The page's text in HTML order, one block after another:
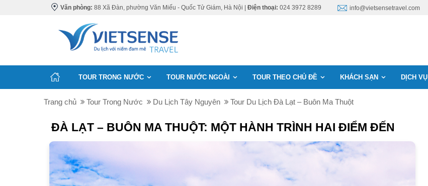
Văn phòng: 88 Xã Đàn, phường Văn Miếu - Quốc Tử Giám, Hà Nội | Điện thoại: 024 3972 8289 info@vietsensetravel.com
TOUR TRONG NƯỚC TOUR NƯỚC NGOÀI TOUR THEO CHỦ ĐỀ KHÁCH SẠN DỊCH VỤ
Trang chủ Tour Trong Nước Du Lịch Tây Nguyên Tour Du Lịch Đà Lạt – Buôn Ma Thuột
ĐÀ LẠT – BUÔN MA THUỘT: MỘT HÀNH TRÌNH HAI ĐIỂM ĐẾN